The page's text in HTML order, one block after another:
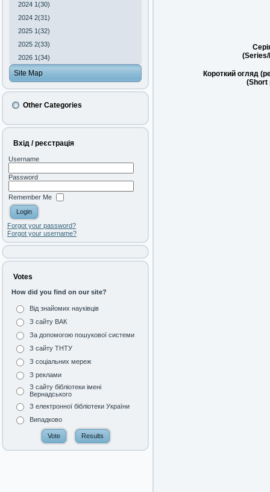
2024 1(30)
2024 2(31)
2025 1(32)
2025 2(33)
2026 1(34)
Site Map
Other Categories
Вхід / реєстрація
Username
Password
Remember Me
Forgot your password?
Forgot your username?
Votes
How did you find on our site?
Від знайомих науківців
З сайту ВАК
За допомогою пошукової системи
З сайту ТНТУ
З соціальних мереж
З реклами
З сайту бібліотеки імені
Вернадського
З електронної бібліотеки України
Випадково
Короткий огляд
(Short